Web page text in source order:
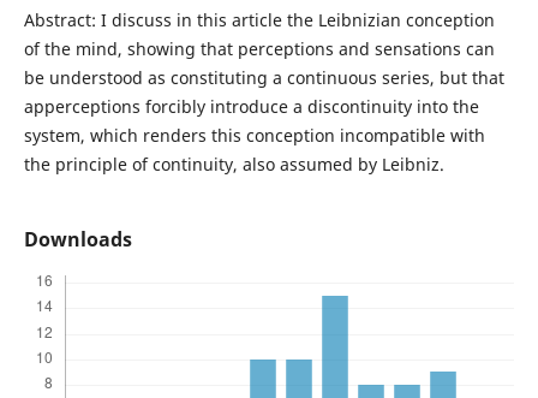
Abstract: I discuss in this article the Leibnizian conception
of the mind, showing that perceptions and sensations can
be understood as constituting a continuous series, but that
apperceptions forcibly introduce a discontinuity into the
system, which renders this conception incompatible with
the principle of continuity, also assumed by Leibniz.
Downloads